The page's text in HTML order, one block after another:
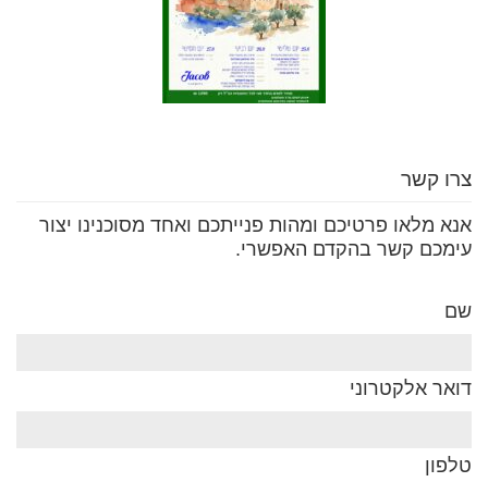
צרו קשר
אנא מלאו פרטיכם ומהות פנייתכם ואחד מסוכנינו יצור
עימכם קשר בהקדם האפשרי.
שם
דואר אלקטרוני
טלפון